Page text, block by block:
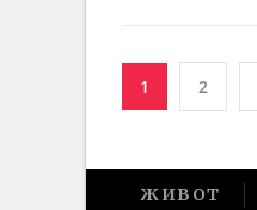
1 2
ЖИВОТ